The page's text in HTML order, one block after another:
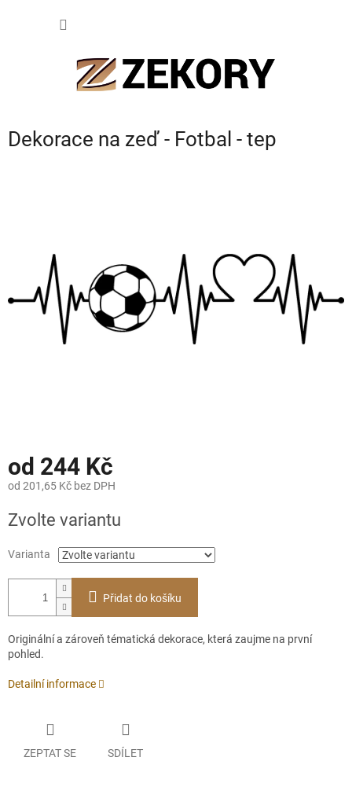
Dekorace na zeď - Fotbal - tep
od 244 Kč
od 201,65 Kč bez DPH
cena:
Zvolte variantu
Varianta
Přidat do košíku
Originální a zároveň tématická dekorace, která zaujme na první
pohled.
Detailní informace
ZEPTAT SE SDÍLET